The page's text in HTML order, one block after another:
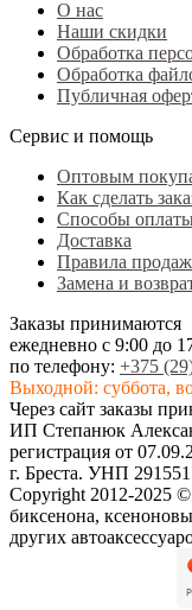
О нас
Наши скидки
Обработка
Обработка
Публичная
Сервис и помощь
Оптовым
Как сделать
Способы
Доставка
Правила
Замена и
Заказы принимаются
ежедневно с 9:00 до
по телефону: +375
Выходной: суббота,
Через сайт заказы
ИП Степанюк
регистрация от
г. Бреста. УНП
Copyright 2012-2025
биксенона,
других